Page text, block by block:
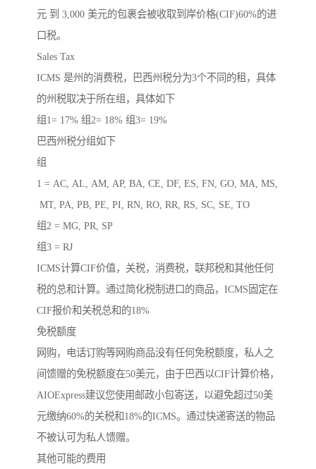
元 到 3,000 美元的包裹会被收取到岸价格(CIF)60%的进
口税。
Sales Tax
ICMS 是州的消费税，巴西州税分为3个不同的租，具体
的州税取决于所在组，具体如下
组1= 17% 组2= 18% 组3= 19%
巴西州税分组如下
组
1 = AC, AL, AM, AP, BA, CE, DF, ES, FN, GO, MA, MS,
MT, PA, PB, PE, PI, RN, RO, RR, RS, SC, SE, TO
组2 = MG, PR, SP
组3 = RJ
ICMS计算CIF价值，关税，消费税，联邦税和其他任何
税的总和计算。通过简化税制进口的商品，ICMS固定在
CIF报价和关税总和的18%
免税额度
网购，电话订购等网购商品没有任何免税额度，私人之
间馈赠的免税额度在50美元，由于巴西以CIF计算价格，
AIOExpress建议您使用邮政小包寄送，以避免超过50美
元缴纳60%的关税和18%的ICMS。通过快递寄送的物品
不被认可为私人馈赠。
其他可能的费用